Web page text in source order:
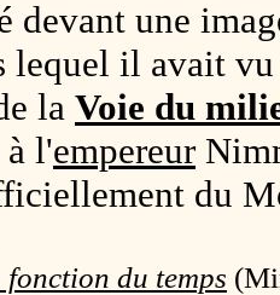
devant une
lequel il avait
la Voie du
à l'empereur
du
fonction du temps